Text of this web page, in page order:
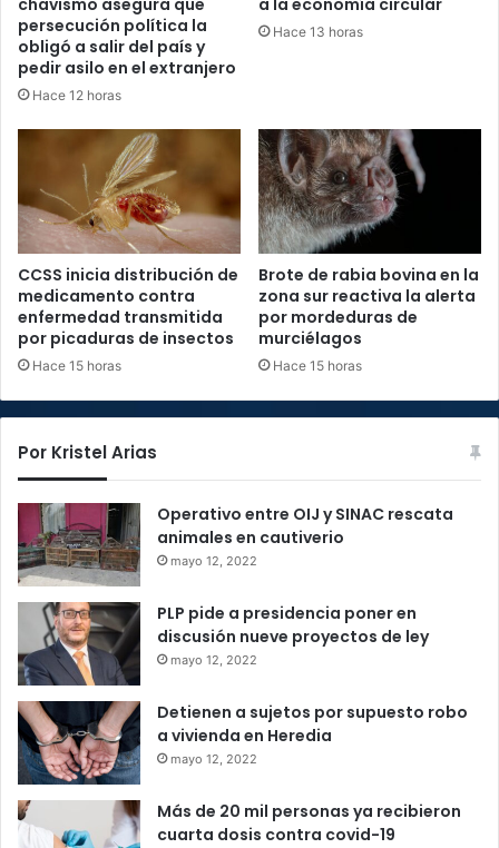
persecución política la
obligó a salir del país y
pedir asilo en el extranjero
Hace 12 horas
Hace 13 horas
CCSS inicia distribución de
medicamento contra
enfermedad transmitida
por picaduras de insectos
Hace 15 horas
Brote de rabia bovina en la
zona sur reactiva la alerta
por mordeduras de
murciélagos
Hace 15 horas
Por Kristel Arias
Operativo entre OIJ y SINAC rescata
animales en cautiverio
mayo 12, 2022
PLP pide a presidencia poner en
discusión nueve proyectos de ley
mayo 12, 2022
Detienen a sujetos por supuesto robo
a vivienda en Heredia
mayo 12, 2022
Más de 20 mil personas ya recibieron
cuarta dosis contra covid-19